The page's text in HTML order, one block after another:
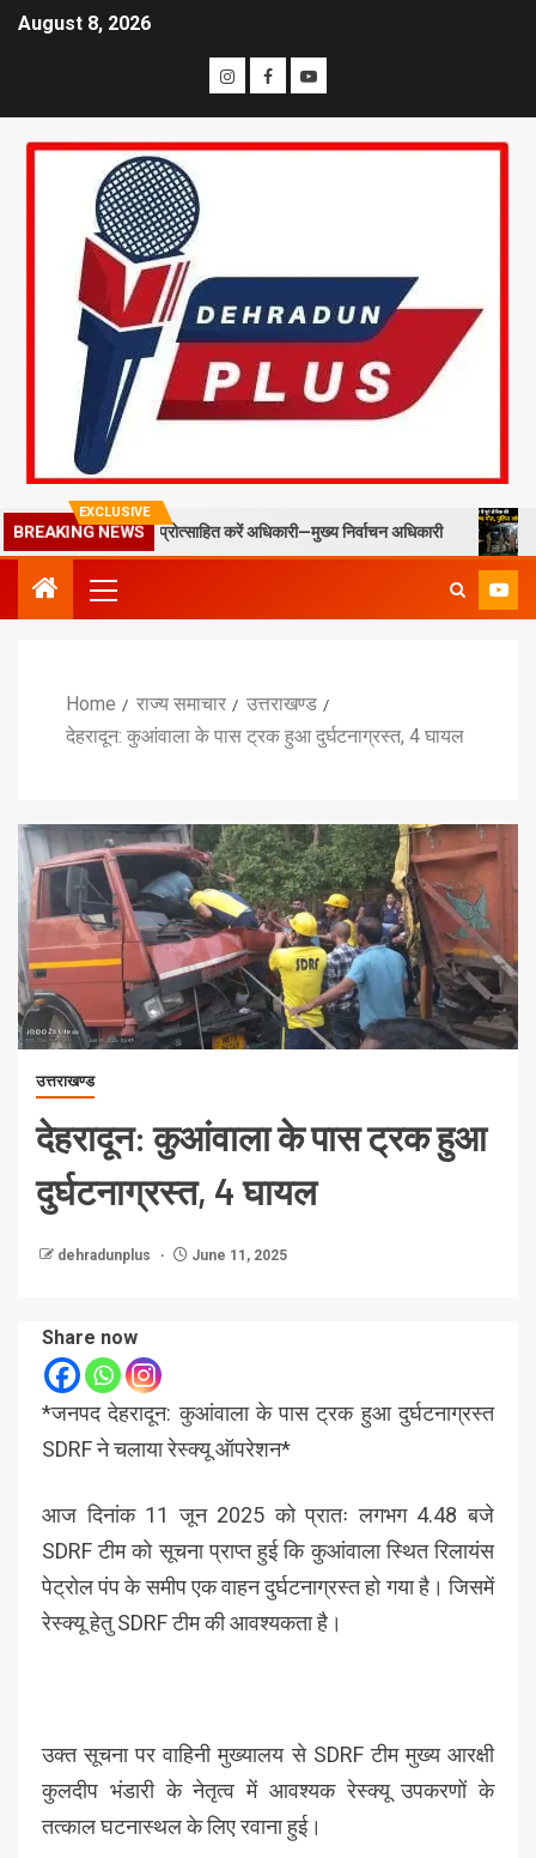
August 8, 2026
EXCLUSIVE
BREAKING NEWS
स्टाफ को प्रोत्साहित करें अधिकारी—मुख्य निर्वाचन अधिकारी मसूरी में
Home राज्य समाचार
उत्तराखण्ड
देहरादून: कुआंवाला के पास ट्रक हुआ दुर्घटनाग्रस्त, 4 घायल
उत्तराखण्ड
देहरादून: कुआंवाला के पास ट्रक हुआ
दुर्घटनाग्रस्त, 4 घायल
dehradunplus June 11, 2025
Share now
*जनपद देहरादून: कुआंवाला के पास ट्रक हुआ दुर्घटनाग्रस्त
SDRF ने चलाया रेस्क्यू ऑपरेशन*
आज दिनांक 11 जून 2025 को प्रातः लगभग 4.48 बजे
SDRF टीम को सूचना प्राप्त हुई कि कुआंवाला स्थित रिलायंस
पेट्रोल पंप के समीप एक वाहन दुर्घटनाग्रस्त हो गया है। जिसमें
रेस्क्यू हेतु SDRF टीम की आवश्यकता है।
उक्त सूचना पर वाहिनी मुख्यालय से SDRF टीम मुख्य आरक्षी
कुलदीप भंडारी के नेतृत्व में आवश्यक रेस्क्यू उपकरणों के
तत्काल घटनास्थल के लिए रवाना हुई।